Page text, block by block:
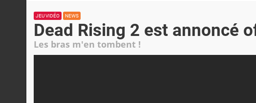
JEU VIDÉO NEWS
Dead Rising 2 est annoncé
Les bras m'en tombent !